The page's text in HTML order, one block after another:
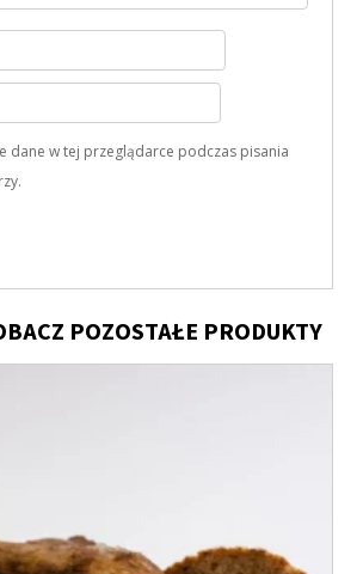
dane w tej przeglądarce podczas pisania
POZOSTAŁE PRODUKTY